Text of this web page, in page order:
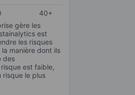
40+
gère les
est
les risques
manière dont ils
des
est faible,
risque le plus